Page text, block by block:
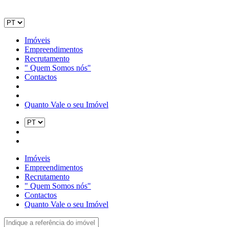
Imóveis
Empreendimentos
Recrutamento
" Quem Somos nós"
Contactos
Quanto Vale o seu Imóvel
Imóveis
Empreendimentos
Recrutamento
" Quem Somos nós"
Contactos
Quanto Vale o seu Imóvel